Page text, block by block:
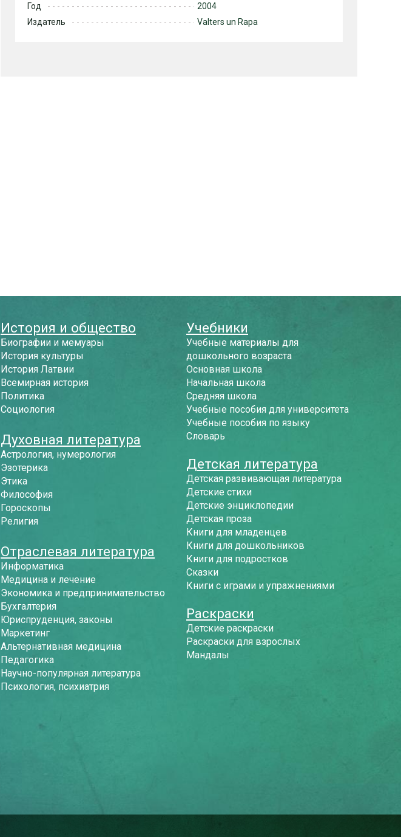
Год
2004
Издатель
Valters un Rapa
История и общество
Биографии и мемуары
История культуры
История Латвии
Всемирная история
Политика
Социология
Духовная литература
Астрология, нумерология
Эзотерика
Этика
Философия
Гороскопы
Религия
Отраслевая литература
Информатика
Медицина и лечение
Экономика и предпринимательство
Бухгалтерия
Юриспруденция, законы
Маркетинг
Альтернативная медицина
Педагогика
Научно-популярная литература
Психология, психиатрия
Учебники
Учебные материалы для
дошкольного возраста
Основная школа
Начальная школа
Средняя школа
Учебные пособия для университета
Учебные пособия по языку
Словарь
Детская литература
Детская развивающая литература
Детские стихи
Детские энциклопедии
Детская проза
Книги для младенцев
Книги для дошкольников
Книги для подростков
Сказки
Книги с играми и упражнениями
Раскраски
Детские раскраски
Раскраски для взрослых
Мандалы